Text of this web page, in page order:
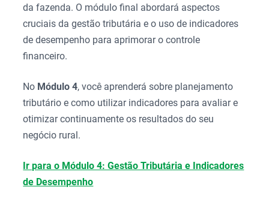
da fazenda. O módulo final abordará aspectos
cruciais da gestão tributária e o uso de indicadores
de desempenho para aprimorar o controle
financeiro.
No Módulo 4, você aprenderá sobre planejamento
tributário e como utilizar indicadores para avaliar e
otimizar continuamente os resultados do seu
negócio rural.
Ir para o Módulo 4: Gestão Tributária e Indicadores
de Desempenho